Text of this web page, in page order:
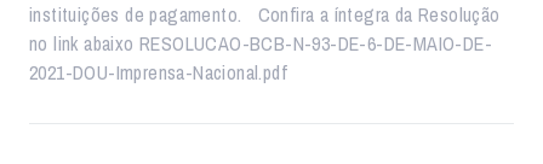
instituições de pagamento. Confira a íntegra da Resolução
no link abaixo RESOLUCAO-BCB-N-93-DE-6-DE-MAIO-DE-
2021-DOU-Imprensa-Nacional.pdf